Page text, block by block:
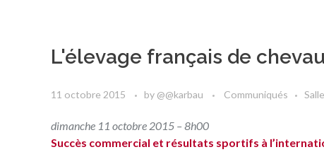
L'élevage français de
11 octobre 2015 by @@karbau Communiqués
dimanche 11 octobre 2015 – 8h00
Succès commercial et résultats sportifs à